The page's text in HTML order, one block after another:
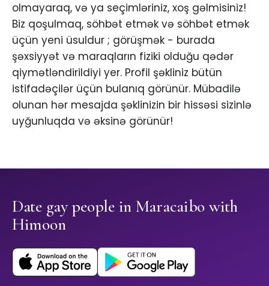
olmayaraq, və ya seçimləriniz, xoş gəlmisiniz!
Biz qoşulmaq, söhbət etmək və söhbət etmək
üçün yeni üsuldur ; görüşmək - burada
şəxsiyyət və maraqların fiziki olduğu qədər
qiymətləndirildiyi yer. Profil şəkliniz bütün
istifadəçilər üçün bulanıq görünür. Mübadilə
olunan hər mesajda şəklinizin bir hissəsi sizinlə
uyğunluqda və əksinə görünür!
Date gay people in Maracaibo with
Himoon